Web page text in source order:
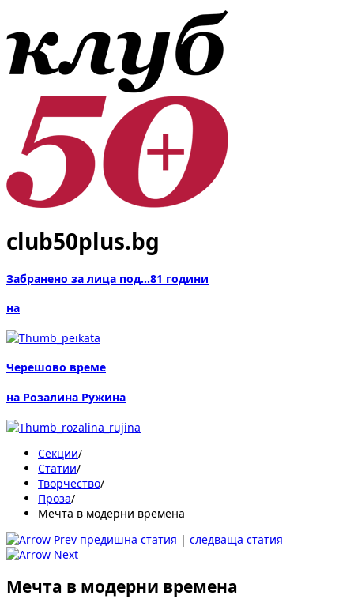
club50plus.bg
Забранено за лица под...81 години
на
Черешово време
на Розалина Ружина
Секции/
Статии/
Творчество/
Проза/
Мечта в модерни времена
предишна статия | следваща статия
Мечта в модерни времена